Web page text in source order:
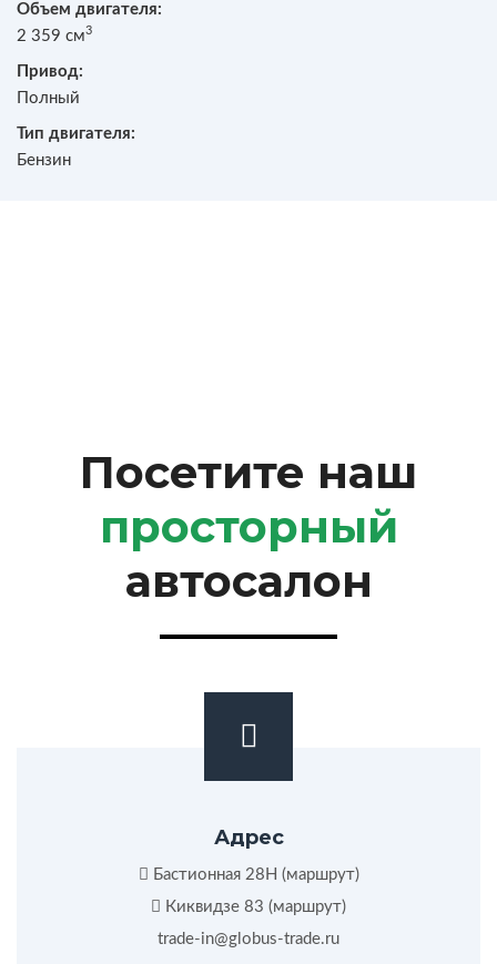
Объем двигателя:
2 359 см3
Привод:
Полный
Тип двигателя:
Бензин
Посетите наш
просторный
автосалон
Адрес
Бастионная 28Н (маршрут)
Киквидзе 83 (маршрут)
trade-in@globus-trade.ru